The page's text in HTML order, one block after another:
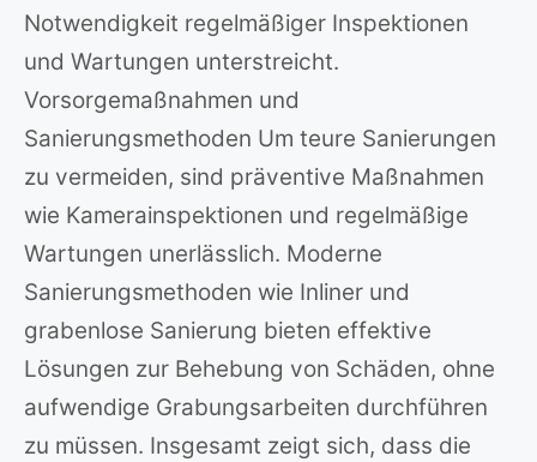
Notwendigkeit regelmäßiger Inspektionen
und Wartungen unterstreicht.
Vorsorgemaßnahmen und
Sanierungsmethoden Um teure Sanierungen
zu vermeiden, sind präventive Maßnahmen
wie Kamerainspektionen und regelmäßige
Wartungen unerlässlich. Moderne
Sanierungsmethoden wie Inliner und
grabenlose Sanierung bieten effektive
Lösungen zur Behebung von Schäden, ohne
aufwendige Grabungsarbeiten durchführen
zu müssen. Insgesamt zeigt sich, dass die